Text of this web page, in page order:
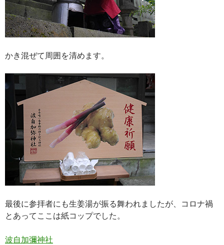
かき混ぜて周囲を清めます。
最後に参拝者にも生姜湯が振る舞われましたが、コロナ禍
とあってここは紙コップでした。
波自加彌神社